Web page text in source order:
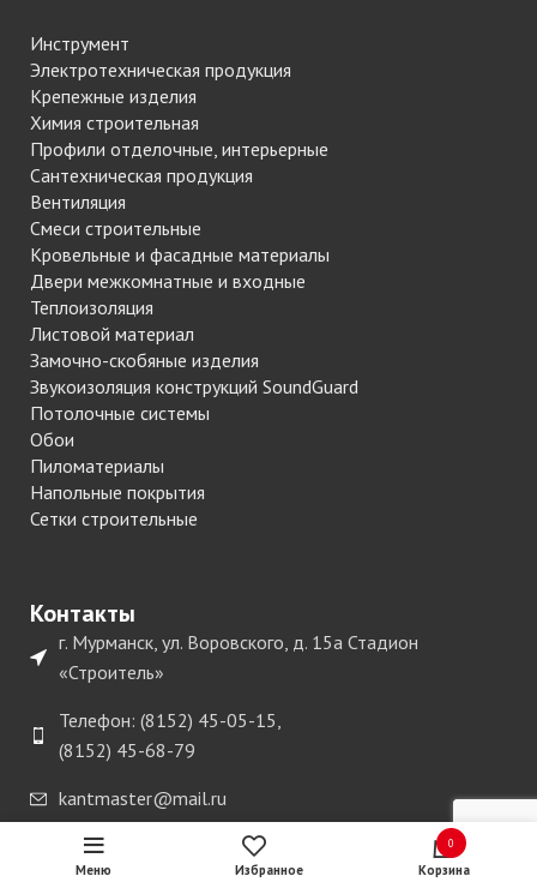
Инструмент
Электротехническая продукция
Крепежные изделия
Химия строительная
Профили отделочные, интерьерные
Сантехническая продукция
Вентиляция
Смеси строительные
Кровельные и фасадные материалы
Двери межкомнатные и входные
Теплоизоляция
Листовой материал
Замочно-скобяные изделия
Звукоизоляция конструкций SoundGuard
Потолочные системы
Обои
Пиломатериалы
Напольные покрытия
Сетки строительные
Контакты
г. Мурманск, ул. Воровского, д. 15а Стадион
«Строитель»
Телефон: (8152) 45-05-15,
(8152) 45-68-79
kantmaster@mail.ru
Меню Избранное
0
Корзина